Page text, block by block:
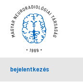
bejelentkezés